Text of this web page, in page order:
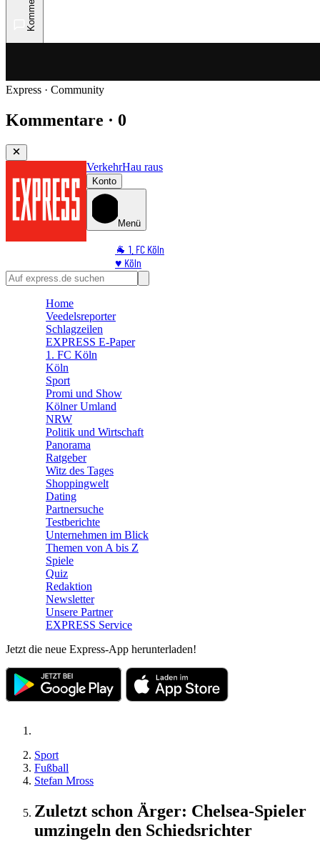
Express · Community
Kommentare · 0
VerkehrHau raus
Konto
Menü
🐐 1. FC Köln
♥️ Köln
⭐ Promi
🛒 Shoppingwelt
Home
Veedelsreporter
Schlagzeilen
EXPRESS E-Paper
1. FC Köln
Köln
Sport
Promi und Show
Kölner Umland
NRW
Politik und Wirtschaft
Panorama
Ratgeber
Witz des Tages
Shoppingwelt
Dating
Partnersuche
Testberichte
Unternehmen im Blick
Themen von A bis Z
Spiele
Quiz
Redaktion
Newsletter
Unsere Partner
EXPRESS Service
Jetzt die neue Express-App herunterladen!
Sport
Fußball
Stefan Mross
Zuletzt schon Ärger: Chelsea-Spieler
umzingeln den Schiedsrichter